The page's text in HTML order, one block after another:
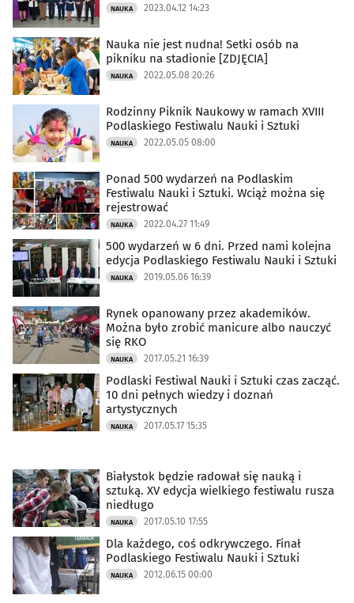
NAUKA 2023.04.12 14:23
Nauka nie jest nudna! Setki osób na
pikniku na stadionie [ZDJĘCIA]
NAUKA 2022.05.08 20:26
Rodzinny Piknik Naukowy w ramach XVIII
Podlaskiego Festiwalu Nauki i Sztuki
NAUKA 2022.05.05 08:00
Ponad 500 wydarzeń na Podlaskim
Festiwalu Nauki i Sztuki. Wciąż można się
rejestrować
NAUKA 2022.04.27 11:49
500 wydarzeń w 6 dni. Przed nami kolejna
edycja Podlaskiego Festiwalu Nauki i Sztuki
NAUKA 2019.05.06 16:39
Rynek opanowany przez akademików.
Można było zrobić manicure albo nauczyć
się RKO
NAUKA 2017.05.21 16:39
Podlaski Festiwal Nauki i Sztuki czas zacząć.
10 dni pełnych wiedzy i doznań
artystycznych
NAUKA 2017.05.17 15:35
Białystok będzie radował się nauką i
sztuką. XV edycja wielkiego festiwalu rusza
niedługo
NAUKA 2017.05.10 17:55
Dla każdego, coś odkrywczego. Finał
Podlaskiego Festiwalu Nauki i Sztuki
NAUKA 2012.06.15 00:00